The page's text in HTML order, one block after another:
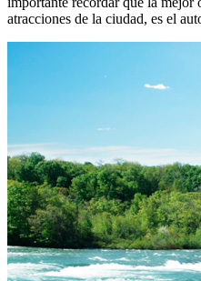
atracciones de la ciudad, es el